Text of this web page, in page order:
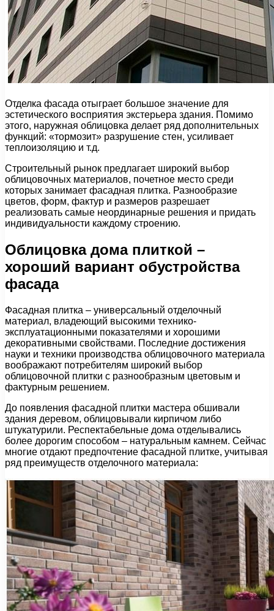
Отделка фасада отыграет большое значение для
эстетического восприятия экстерьера здания. Помимо
этого, наружная облицовка делает ряд дополнительных
функций: «тормозит» разрушение стен, усиливает
теплоизоляцию и т.д.
Строительный рынок предлагает широкий выбор
облицовочных материалов, почетное место среди
которых занимает фасадная плитка. Разнообразие
цветов, форм, фактур и размеров разрешает
реализовать самые неординарные решения и придать
индивидуальности каждому строению.
Облицовка дома плиткой –
хороший вариант обустройства
фасада
Фасадная плитка – универсальный отделочный
материал, владеющий высокими технико-
эксплуатационными показателями и хорошими
декоративными свойствами. Последние достижения
науки и техники производства облицовочного материала
воображают потребителям широкий выбор
облицовочной плитки с разнообразным цветовым и
фактурным решением.
До появления фасадной плитки мастера обшивали
здания деревом, облицовывали кирпичом либо
штукатурили. Респектабельные дома отделывались
более дорогим способом – натуральным камнем. Сейчас
многие отдают предпочтение фасадной плитке, учитывая
ряд преимуществ отделочного материала: